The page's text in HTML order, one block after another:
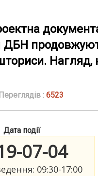
ДБН
Переглядів : 6523
Дата події
07-04
09:30-17:00